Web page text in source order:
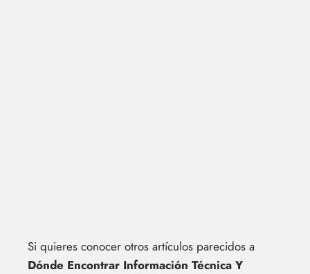
Si quieres conocer otros artículos parecidos a
Dónde Encontrar Información Técnica Y